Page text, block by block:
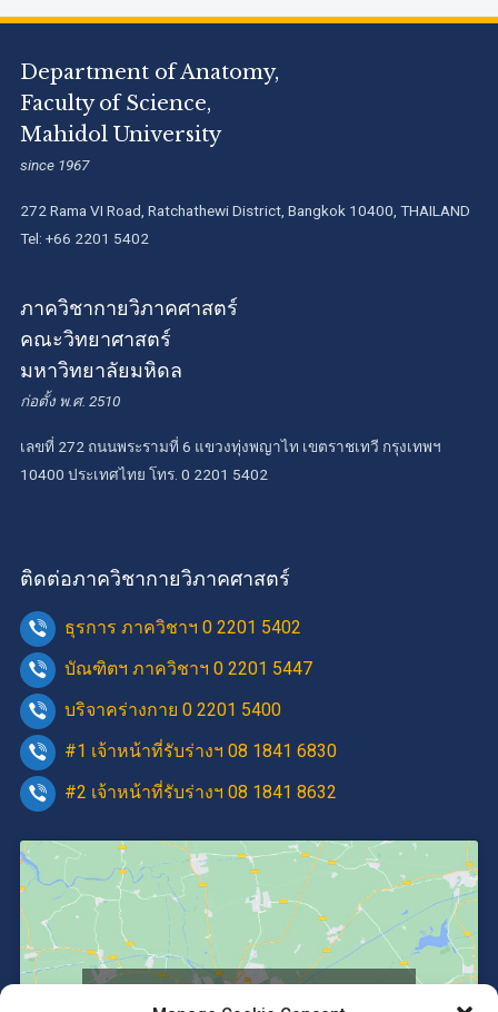
Department of Anatomy,
Faculty of Science,
Mahidol University
since 1967
272 Rama VI Road, Ratchathewi District, Bangkok 10400, THAILAND
Tel: +66 2201 5402
ภาควิชากายวิภาคศาสตร์
คณะวิทยาศาสตร์
มหาวิทยาลัยมหิดล
ก่อตั้ง พ.ศ. 2510
เลขที่ 272 ถนนพระรามที่ 6 แขวงทุ่งพญาไท เขตราชเทวี กรุงเทพฯ
10400 ประเทศไทย โทร. 0 2201 5402
ติดต่อภาควิชากายวิภาคศาสตร์
ธุรการ ภาควิชาฯ 0 2201 5402
บัณฑิตฯ ภาควิชาฯ 0 2201 5447
บริจาคร่างกาย 0 2201 5400
#1 เจ้าหน้าที่รับร่างฯ 08 1841 6830
#2 เจ้าหน้าที่รับร่างฯ 08 1841 8632